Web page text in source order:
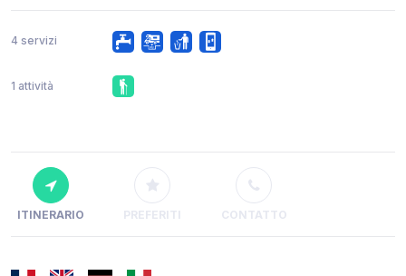
4 servizi
1 attività
ITINERARIO PREFERITI CONTATTO